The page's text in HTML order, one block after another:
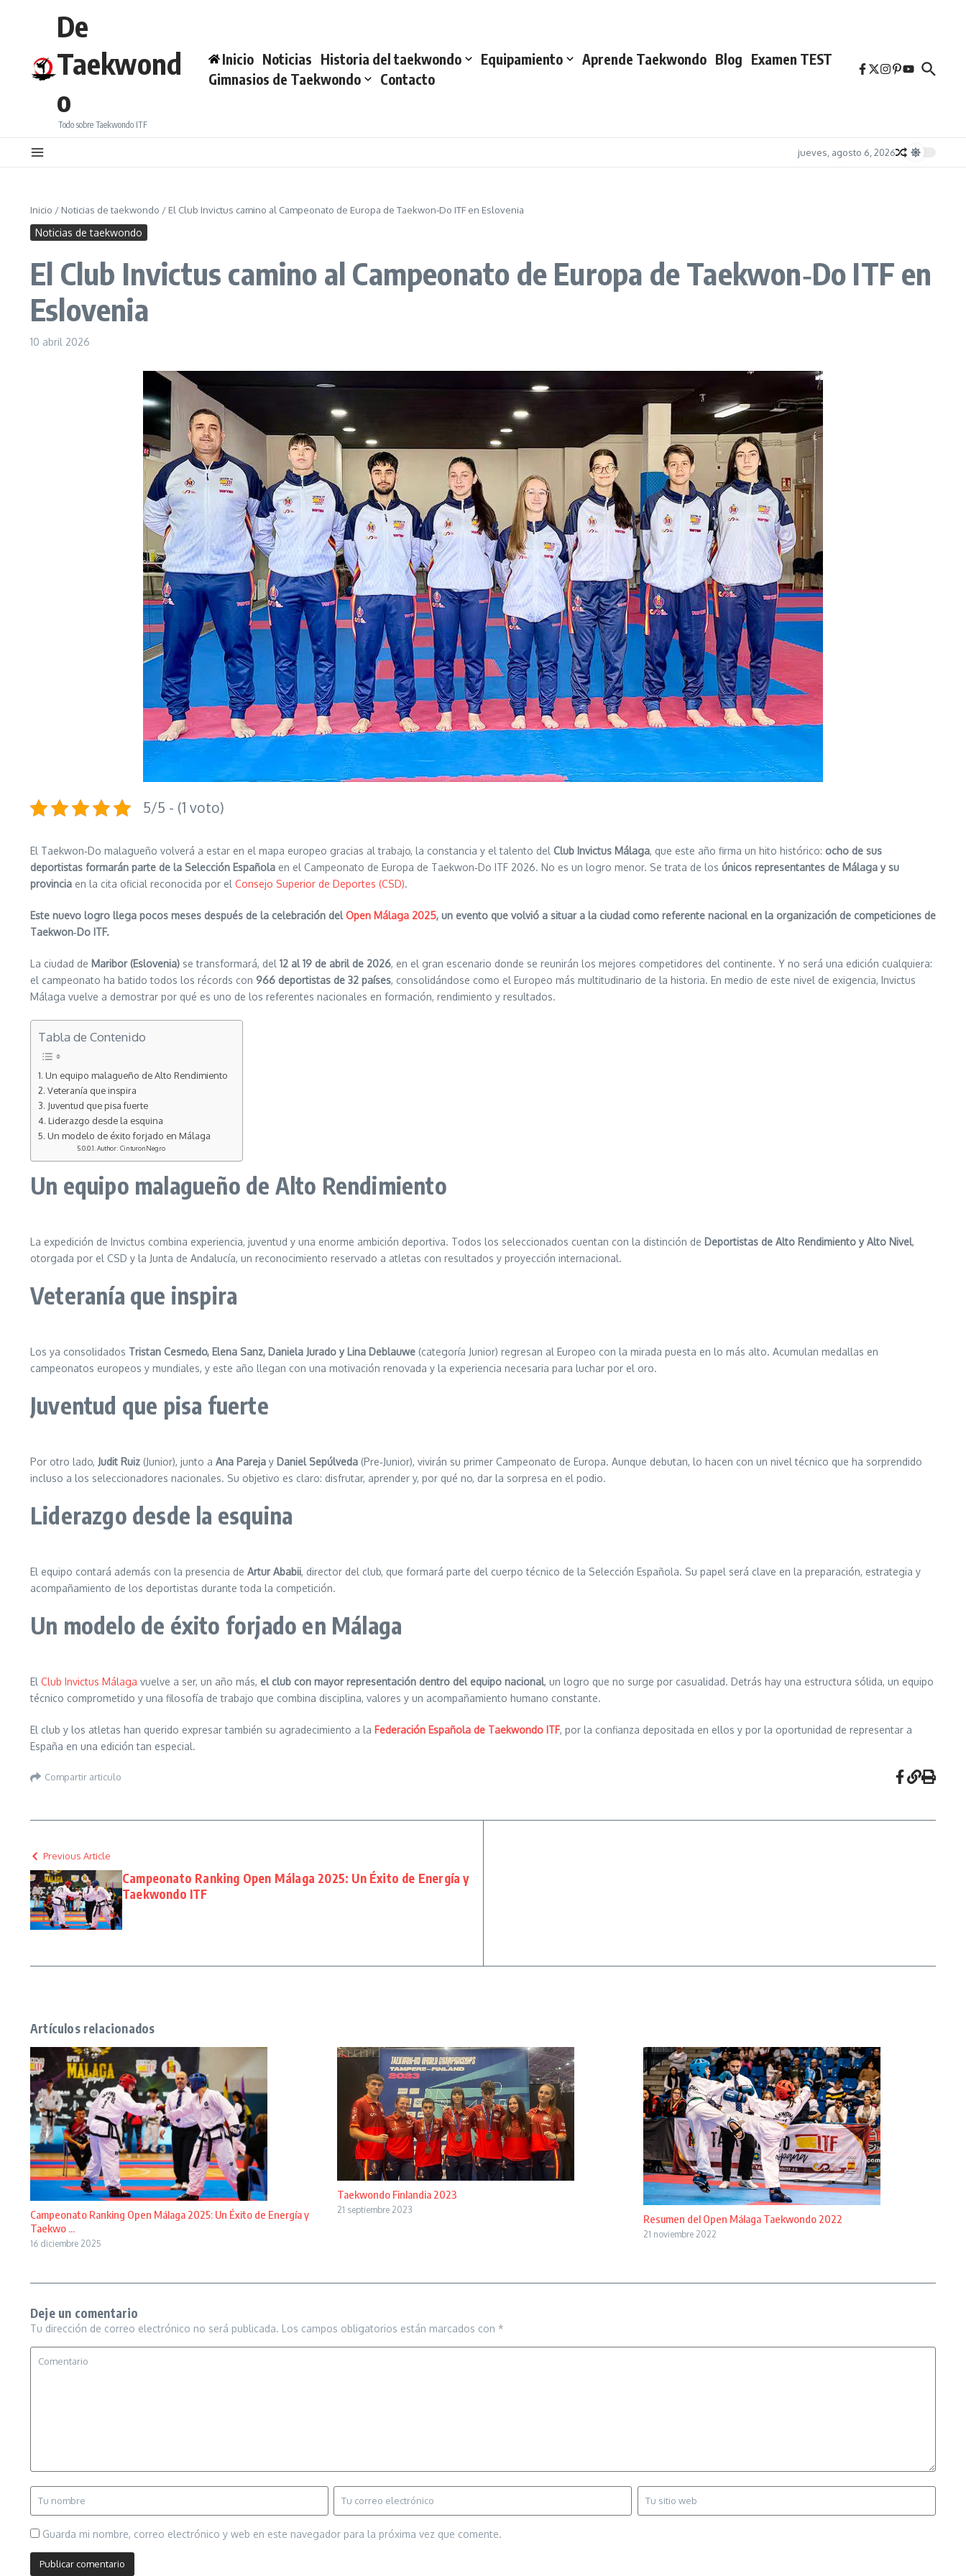
De
Taekwond
o
Todo sobre Taekwondo ITF
Inicio Noticias Historia del taekwondo Equipamiento Aprende Taekwondo Blog Examen TEST
Gimnasios de Taekwondo
Contacto
jueves, agosto 6, 2026
Inicio / Noticias de taekwondo / El Club Invictus camino al Campeonato de Europa de Taekwon‑Do ITF en Eslovenia
Noticias de taekwondo
El Club Invictus camino al Campeonato de Europa de Taekwon‑Do ITF en
Eslovenia
10 abril 2026
5/5 - (1 voto)
El Taekwon‑Do malagueño volverá a estar en el mapa europeo gracias al trabajo, la constancia y el talento del Club Invictus Málaga, que este año firma un hito histórico: ocho de sus
deportistas formarán parte de la Selección Española en el Campeonato de Europa de Taekwon‑Do ITF 2026. No es un logro menor. Se trata de los únicos representantes de Málaga y su
provincia en la cita oficial reconocida por el Consejo Superior de Deportes (CSD).
Este nuevo logro llega pocos meses después de la celebración delOpen Málaga 2025, un evento que volvió a situar a la ciudad como referente nacional en la organización de competiciones de
Taekwon‑Do ITF.
La ciudad de Maribor (Eslovenia) se transformará, del 12 al 19 de abril de 2026, en el gran escenario donde se reunirán los mejores competidores del continente. Y no será una edición cualquiera:
el campeonato ha batido todos los récords con 966 deportistas de 32 países, consolidándose como el Europeo más multitudinario de la historia. En medio de este nivel de exigencia, Invictus
Málaga vuelve a demostrar por qué es uno de los referentes nacionales en formación, rendimiento y resultados.
Tabla de Contenido
Un equipo malagueño de Alto Rendimiento
Veteranía que inspira
Juventud que pisa fuerte
Liderazgo desde la esquina
Un modelo de éxito forjado en Málaga
Author: CinturonNegro
Un equipo malagueño de Alto Rendimiento
La expedición de Invictus combina experiencia, juventud y una enorme ambición deportiva. Todos los seleccionados cuentan con la distinción de Deportistas de Alto Rendimiento y Alto Nivel,
otorgada por el CSD y la Junta de Andalucía, un reconocimiento reservado a atletas con resultados y proyección internacional.
Veteranía que inspira
Los ya consolidados Tristan Cesmedo, Elena Sanz, Daniela Jurado y Lina Deblauwe (categoría Junior) regresan al Europeo con la mirada puesta en lo más alto. Acumulan medallas en
campeonatos europeos y mundiales, y este año llegan con una motivación renovada y la experiencia necesaria para luchar por el oro.
Juventud que pisa fuerte
Por otro lado, Judit Ruiz (Junior), junto a Ana Pareja y Daniel Sepúlveda (Pre‑Junior), vivirán su primer Campeonato de Europa. Aunque debutan, lo hacen con un nivel técnico que ha sorprendido
incluso a los seleccionadores nacionales. Su objetivo es claro: disfrutar, aprender y, por qué no, dar la sorpresa en el podio.
Liderazgo desde la esquina
El equipo contará además con la presencia de Artur Ababii, director del club, que formará parte del cuerpo técnico de la Selección Española. Su papel será clave en la preparación, estrategia y
acompañamiento de los deportistas durante toda la competición.
Un modelo de éxito forjado en Málaga
El Club Invictus Málaga vuelve a ser, un año más, el club con mayor representación dentro del equipo nacional, un logro que no surge por casualidad. Detrás hay una estructura sólida, un equipo
técnico comprometido y una filosofía de trabajo que combina disciplina, valores y un acompañamiento humano constante.
El club y los atletas han querido expresar también su agradecimiento a la Federación Española de Taekwondo ITF, por la confianza depositada en ellos y por la oportunidad de representar a
España en una edición tan especial.
Compartir articulo
Previous Article
Campeonato Ranking Open Málaga 2025: Un Éxito de Energía y
Taekwondo ITF
Artículos relacionados
Campeonato Ranking Open Málaga 2025: Un Éxito de Energía y
Taekwo ...
16 diciembre 2025
Taekwondo Finlandia 2023
21 septiembre 2023
Resumen del Open Málaga Taekwondo 2022
21 noviembre 2022
Deje un comentario
Tu dirección de correo electrónico no será publicada. Los campos obligatorios están marcados con *
Guarda mi nombre, correo electrónico y web en este navegador para la próxima vez que comente.